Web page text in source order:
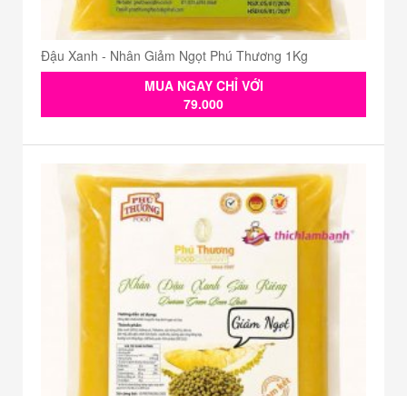
Đậu Xanh - Nhân Giảm Ngọt Phú Thương 1Kg
MUA NGAY CHỈ VỚI
79.000